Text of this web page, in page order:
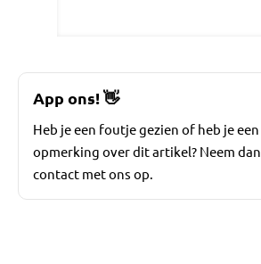
App ons!👋
Heb je een foutje gezien of heb je een
opmerking over dit artikel? Neem dan
contact met ons op.